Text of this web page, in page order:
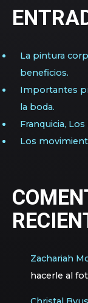
La pintura
beneficios.
Importantes
la boda.
Franquicia,
Los
Zachariah
hacerle al